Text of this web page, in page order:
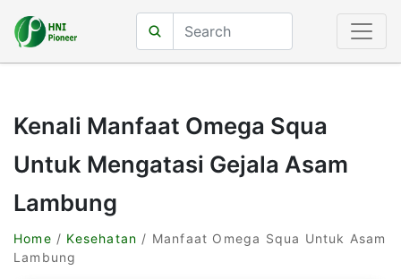
Kenali Manfaat Omega Squa
Untuk Mengatasi Gejala Asam
Lambung
Home / Kesehatan / Manfaat Omega Squa Untuk Asam
Lambung